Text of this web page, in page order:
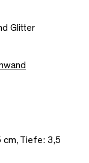
Glitter
cm, Tiefe: 3,5